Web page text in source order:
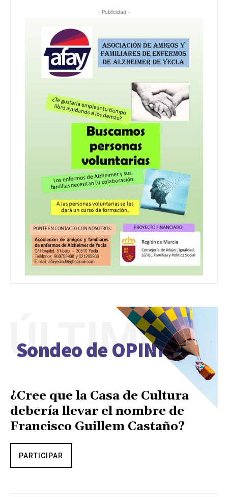
- Publicidad -
Sondeo de OPINIÓN
ÚLTIMO
¿Cree que la Casa de Cultura
debería llevar el nombre de
Francisco Guillem Castaño?
PARTICIPAR